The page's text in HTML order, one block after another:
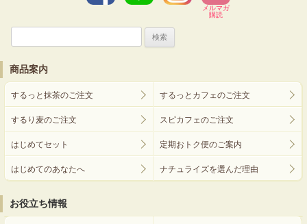
メルマガ
購読
商品案内
するっと抹茶のご注文 するっとカフェのご注文
するり麦のご注文 スピカフェのご注文
はじめてセット 定期おトク便のご案内
はじめてのあなたへ ナチュライズを選んだ理由
お役立ち情報